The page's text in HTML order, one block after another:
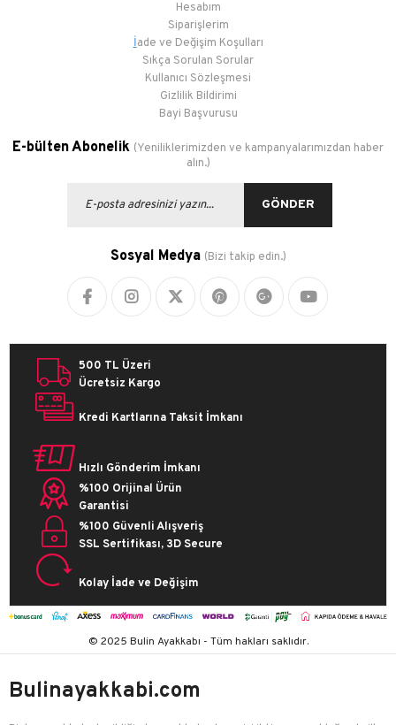
Hesabım
Siparişlerim
İade ve Değişim Koşulları
Sıkça Sorulan Sorular
Kullanıcı Sözleşmesi
Gizlilik Bildirimi
Bayi Başvurusu
E-bülten Abonelik (Yeniliklerimizden ve kampanyalarımızdan haber
alın.)
GÖNDER
Sosyal Medya (Bizi takip edin.)
500 TL Üzeri
Ücretsiz Kargo
Kredi Kartlarına Taksit İmkanı
Hızlı Gönderim İmkanı
%100 Orijinal Ürün
Garantisi
%100 Güvenli Alışveriş
SSL Sertifikası, 3D Secure
Kolay İade ve Değişim
© 2025 Bulin Ayakkabı - Tüm hakları saklıdır.
Bulinayakkabi.com